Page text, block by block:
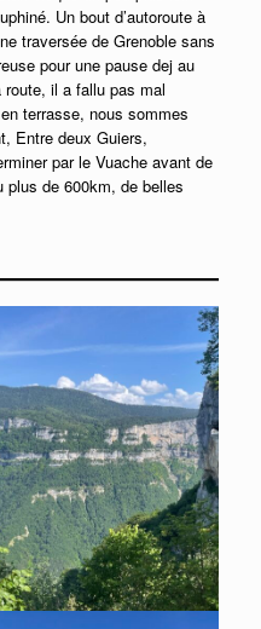
Un bout d’autoroute à
traversée de Grenoble sans
pour une pause dej au
il a fallu pas mal
terrasse, nous sommes
Entre deux Guiers,
par le Vuache avant de
plus de 600km, de belles